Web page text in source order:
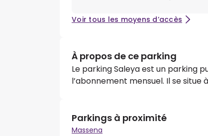
Voir tous les moyens d’accès
À propos de ce parking
Le parking Saleya est un parking
l’abonnement mensuel. Il se situe
Parkings à proximité
Massena